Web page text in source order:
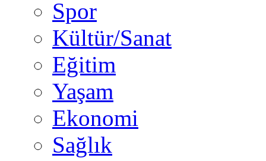
Spor
Kültür/Sanat
Eğitim
Yaşam
Ekonomi
Sağlık